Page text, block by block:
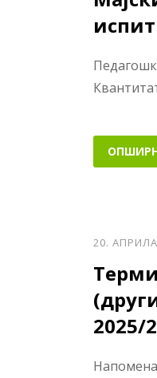
20.
2025/